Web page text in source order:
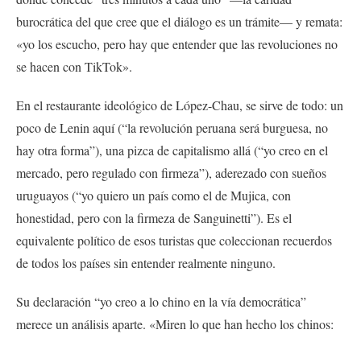
burocrática del que cree que el diálogo es un trámite— y remata:
«yo los escucho, pero hay que entender que las revoluciones no
se hacen con TikTok».
En el restaurante ideológico de López-Chau, se sirve de todo: un
poco de Lenin aquí (“la revolución peruana será burguesa, no
hay otra forma”), una pizca de capitalismo allá (“yo creo en el
mercado, pero regulado con firmeza”), aderezado con sueños
uruguayos (“yo quiero un país como el de Mujica, con
honestidad, pero con la firmeza de Sanguinetti”). Es el
equivalente político de esos turistas que coleccionan recuerdos
de todos los países sin entender realmente ninguno.
Su declaración “yo creo a lo chino en la vía democrática”
merece un análisis aparte. «Miren lo que han hecho los chinos: